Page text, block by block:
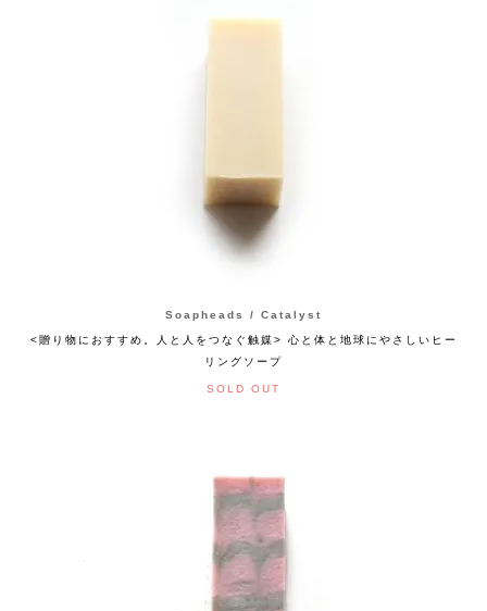
Soapheads / Catalyst
<贈り物におすすめ。人と人をつなぐ触媒> 心と体と地球にやさしいヒー
リングソープ
SOLD OUT